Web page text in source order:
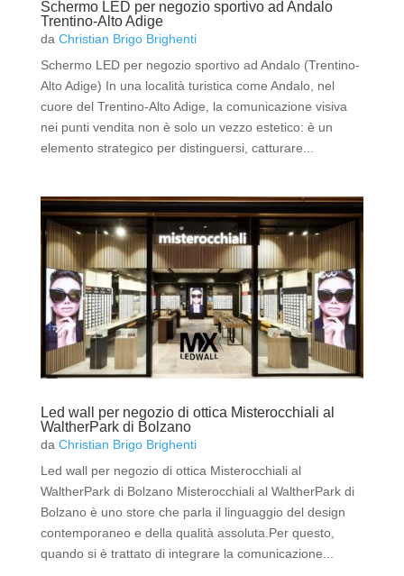
Schermo LED per negozio sportivo ad Andalo
Trentino-Alto Adige
da Christian Brigo Brighenti
Schermo LED per negozio sportivo ad Andalo (Trentino-
Alto Adige) In una località turistica come Andalo, nel
cuore del Trentino-Alto Adige, la comunicazione visiva
nei punti vendita non è solo un vezzo estetico: è un
elemento strategico per distinguersi, catturare...
Led wall per negozio di ottica Misterocchiali al
WaltherPark di Bolzano
da Christian Brigo Brighenti
Led wall per negozio di ottica Misterocchiali al
WaltherPark di Bolzano Misterocchiali al WaltherPark di
Bolzano è uno store che parla il linguaggio del design
contemporaneo e della qualità assoluta.Per questo,
quando si è trattato di integrare la comunicazione...